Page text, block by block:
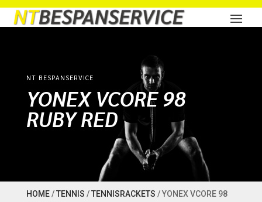
NT BESPANSERVICE
YONEX VCORE 98
RUBY RED
HOME/TENNIS /TENNISRACKETS / YONEX VCORE 98